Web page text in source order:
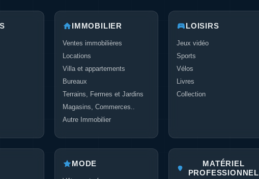
IMMOBILIER
Ventes immobilières
Locations
Villa et appartements
Bureaux
Terrains, Fermes et Jardins
Magasins, Commerces..
Autre Immobilier
LOISIRS
Jeux vidéo
Sports
Vélos
Livres
Collection
MODE
MATÉRIEL
PROFESSIONNEL